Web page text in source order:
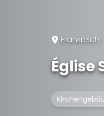
Frankreich
Église